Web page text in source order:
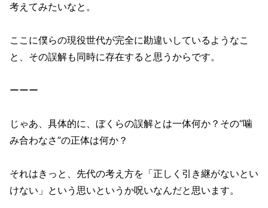
考えてみたいなと。
ここに僕らの現役世代が完全に勘違いしているようなこ
と、その誤解も同時に存在すると思うからです。
ーーー
じゃあ、具体的に、ぼくらの誤解とは一体何か？その“噛
み合わなさ”の正体は何か？
それはきっと、先代の考え方を「正しく引き継がないとい
けない」という思いというか呪いなんだと思います。